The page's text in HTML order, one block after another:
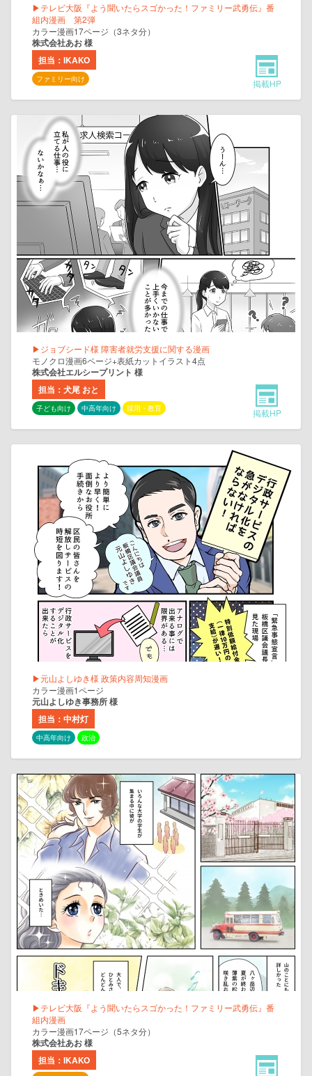
▶テレビ大阪『よう聞いたらスゴかった！ファミリー武勇伝』番
組内漫画 第2弾
カラー漫画17ページ（3ネタ分）
株式会社あお 様
担当：IKAKO
ファミリー向け 掲載HP
▶ジョブシード様 障害者就労支援に関する漫画
モノクロ漫画6ページ+表紙カットイラスト4点
株式会社エルシープリント 様
担当：犬尾 おと
子ども向け 中高年向け 採用・教育 掲載HP
▶元山よしゆき様 政策内容周知漫画
カラー漫画1ページ
元山よしゆき事務所 様
担当：中村灯
中高年向け 政治
▶テレビ大阪『よう聞いたらスゴかった！ファミリー武勇伝』番
組内漫画
カラー漫画17ページ（5ネタ分）
株式会社あお 様
担当：IKAKO